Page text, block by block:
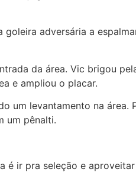
adversária a
da área. Vic brigou
e ampliou o placar.
um levantamento na
um pênalti.
ir pra seleção e aproveitar